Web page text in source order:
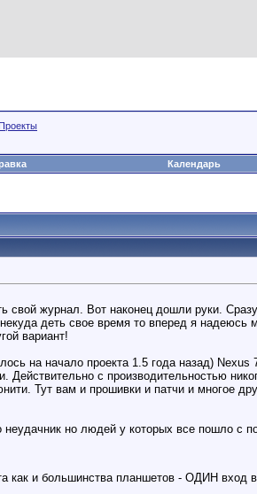
Календарь
свой журнал. Вот наконец дошли руки.
деть свое время то вперед я
вариант!
на начало проекта 1.5 года назад) Nexus
Действительно с производительностью
Тут вам и прошивки и патчи и многое
но людей у которых все пошло с
как и большинства планшетов - ОДИН вход